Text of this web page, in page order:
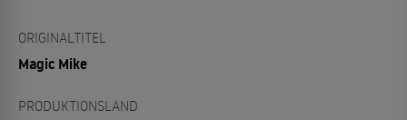
ORIGINALTITEL
Magic Mike
PRODUKTIONSLAND